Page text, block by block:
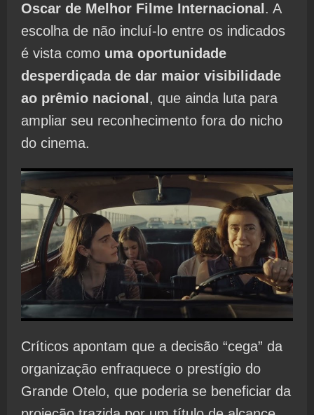
Oscar de Melhor Filme Internacional . A
escolha de não incluí-lo entre os indicados
é vista como uma oportunidade
desperdiçada de dar maior visibilidade
ao prêmio nacional , que ainda luta para
ampliar seu reconhecimento fora do nicho
do cinema.
Críticos apontam que a decisão “cega” da
organização enfraquece o prestígio do
Grande Otelo, que poderia se beneficiar da